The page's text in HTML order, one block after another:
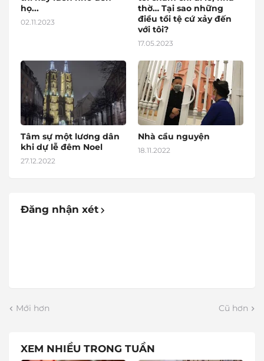
họ...
02.11.2023
thờ… Tại sao những
điều tồi tệ cứ xảy đến
với tôi?
17.05.2023
Tâm sự một lương dân
khi dự lễ đêm Noel
27.12.2022
Nhà cầu nguyện
18.11.2022
Đăng nhận xét
Mới hơn Cũ hơn
XEM NHIỀU TRONG TUẦN